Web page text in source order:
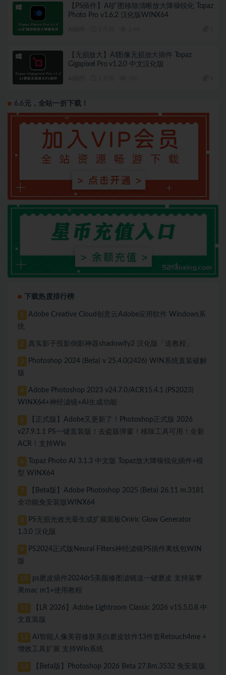
【PS插件】AI扩图移除清晰放大降噪锐化 Topaz
Photo Pro v1.6.2 汉化版WINX64
【无损放大】AI图像无损放大插件 Topaz
Gigapixel Pro v1.2.0 中文汉化版
6.6元，全站一折下载！
下载热度排行榜
1
Adobe Creative Cloud创意云Adobe应用软件 Windows系
统
2 真实影子投影倒影神器shadowify2 汉化版「送教程」
3
Photoshop 2024 (Beta) v 25.4.0(2426) WIN系统直装破解
版
4
Adobe Photoshop 2023 v24.7.0/ACR15.4.1 (PS2023)
WINX64+神经滤镜+AI生成功能
5
【正式版】Adobe又更新了！Photoshop正式版 2026
v27.9.1.1 PS一键直装版！去盗版弹窗！移除工具可用！全新
ACR！支持Win
6
Topaz Photo AI 3.1.3 中文版 Topaz放大降噪锐化插件+模
型 WINX64
7
【Beta版】Adobe Photoshop 2025 (Beta) 26.11 m.3181
全功能免安装版WINX64
8
PS无损光效光晕生成扩展面板Oniric Glow Generator
1.3.0 汉化版
9
PS2024正式版Neural Filters神经滤镜PS插件离线包WIN
版
10
ps磨皮插件2024dr5美颜修图滤镜送一键磨皮 支持装苹
果mac m1+使用教程
11
【LR 2026】Adobe Lightroom Classic 2026 v15.5.0.8 中
文直装版
12
AI智能人像美容修肤美白磨皮软件13件套Retouch4me +
增效工具扩展 支持Win系统
13
【Beta版】Photoshop 2026 Beta 27.8m.3532 免安装版